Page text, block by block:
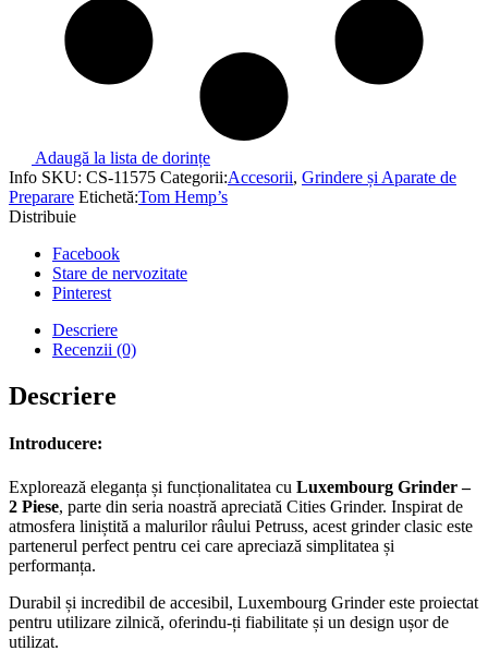
Adaugă la lista de dorințe
Info SKU: CS-11575 Categorii:Accesorii, Grindere și Aparate de
Preparare Etichetă:Tom Hemp’s
Distribuie
Facebook
Stare de nervozitate
Pinterest
Descriere
Recenzii (0)
Descriere
Introducere:
Explorează eleganța și funcționalitatea cu Luxembourg Grinder –
2 Piese, parte din seria noastră apreciată Cities Grinder. Inspirat de
atmosfera liniștită a malurilor râului Petruss, acest grinder clasic este
partenerul perfect pentru cei care apreciază simplitatea și
performanța.
Durabil și incredibil de accesibil, Luxembourg Grinder este proiectat
pentru utilizare zilnică, oferindu-ți fiabilitate și un design ușor de
utilizat.